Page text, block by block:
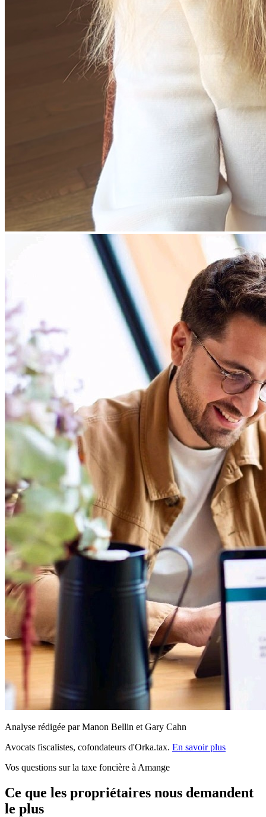
Analyse rédigée par Manon Bellin et Gary Cahn
Avocats fiscalistes, cofondateurs d'Orka.tax. En savoir plus
Vos questions sur la taxe foncière à Amange
Ce que les propriétaires nous demandent
le plus